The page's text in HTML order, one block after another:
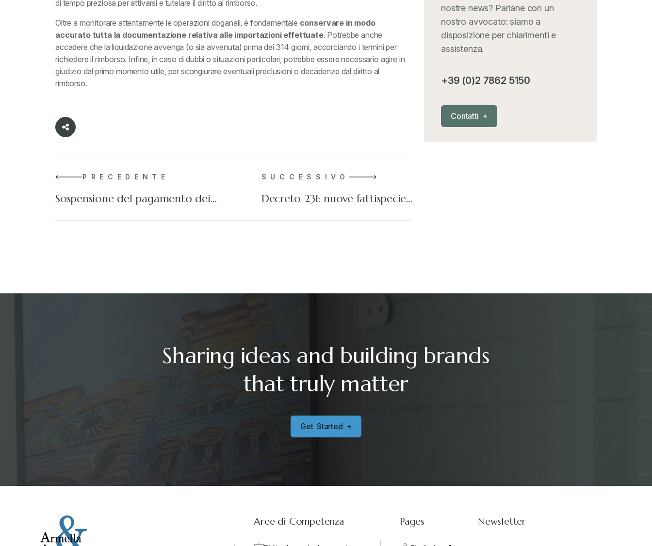
di tempo preziosa per attivarsi e tutelare il diritto al rimborso.
Oltre a monitorare attentamente le operazioni doganali, è fondamentale conservare in modo
accurato tutta la documentazione relativa alle importazioni effettuate. Potrebbe anche
accadere che la liquidazione avvenga (o sia avvenuta) prima dei 314 giorni, accorciando i termini per
richiedere il rimborso. Infine, in caso di dubbi o situazioni particolari, potrebbe essere necessario agire in
giudizio dal primo momento utile, per scongiurare eventuali preclusioni o decadenze dal diritto al
rimborso.
PRECEDENTE
Sospensione del pagamento dei…
SUCCESSIVO
Decreto 231: nuove fattispecie…
nostre news? Parlane con un
nostro avvocato: siamo a
disposizione per chiarimenti e
assistenza.
+39 (0)2 7862 5150
Contatti +
Sharing ideas and building brands
that truly matter
Get Started +
Aree di Competenza Pages Newsletter